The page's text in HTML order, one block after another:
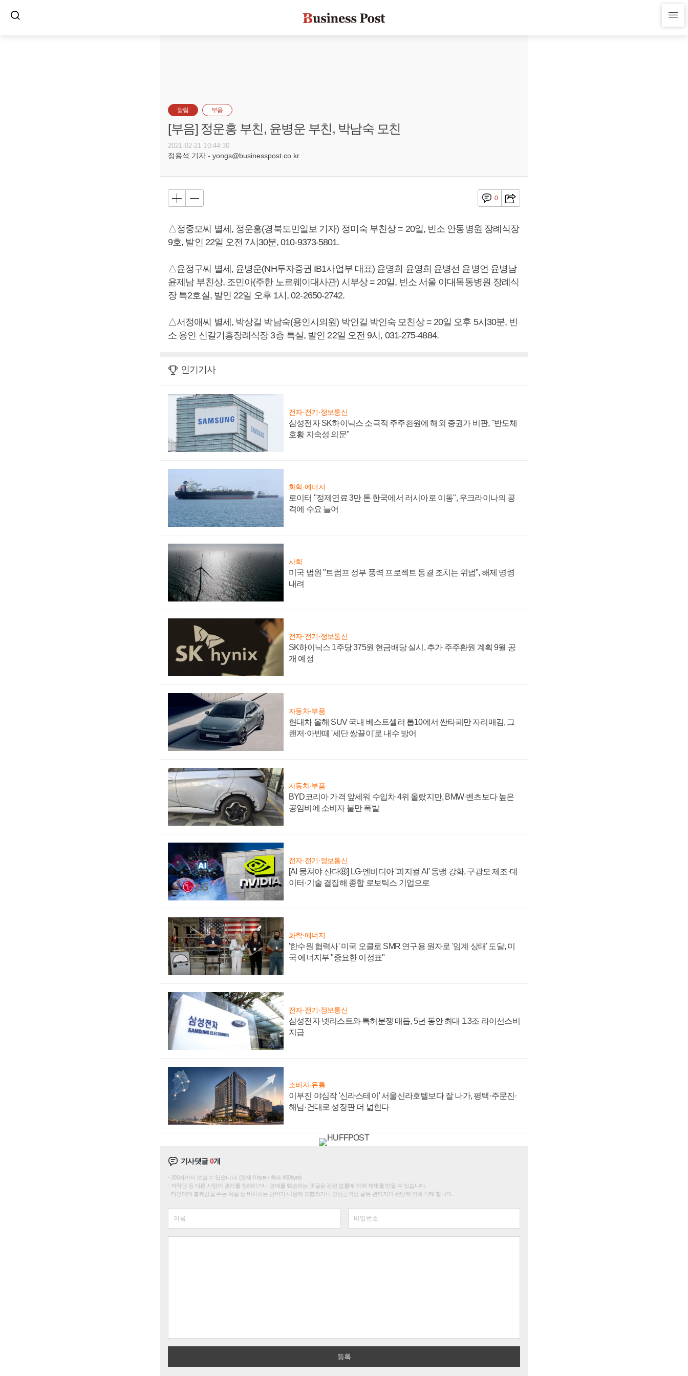
알림 부음
[부음] 정운홍 부친, 윤병운 부친, 박남숙 모친
2021-02-21 10:44:30
정용석 기자 - yongs@businesspost.co.kr
0
△정중모씨 별세, 정운홍(경북도민일보 기자) 정미숙 부친상 = 20일, 빈소 안동병원 장례식장
9호, 발인 22일 오전 7시30분, 010-9373-5801.
△윤정구씨 별세, 윤병운(NH투자증권 IB1사업부 대표) 윤명희 윤영희 윤병선 윤병언 윤병남
윤제남 부친상, 조민아(주한 노르웨이대사관) 시부상 = 20일, 빈소 서울 이대목동병원 장례식
장 특2호실, 발인 22일 오후 1시, 02-2650-2742.
△서정애씨 별세, 박상길 박남숙(용인시의원) 박인길 박인숙 모친상 = 20일 오후 5시30분, 빈
소 용인 신갈기흥장례식장 3층 특실, 발인 22일 오전 9시, 031-275-4884.
인기기사
전자·전기·정보통신
삼성전자 SK하이닉스 소극적 주주환원에 해외 증권가 비판, "반도체
호황 지속성 의문"
화학·에너지
로이터 "정제연료 3만 톤 한국에서 러시아로 이동", 우크라이나의 공
격에 수요 늘어
사회
미국 법원 "트럼프 정부 풍력 프로젝트 동결 조치는 위법", 해제 명령
내려
전자·전기·정보통신
SK하이닉스 1주당 375원 현금배당 실시, 추가 주주환원 계획 9월 공
개 예정
자동차·부품
현대차 올해 SUV 국내 베스트셀러 톱10에서 싼타페만 자리매김, 그
랜저·아반떼 '세단 쌍끌이'로 내수 방어
자동차·부품
BYD코리아 가격 앞세워 수입차 4위 올랐지만, BMW·벤츠보다 높은
공임비에 소비자 불만 폭발
전자·전기·정보통신
[AI 뭉쳐야 산다⑧] LG·엔비디아 '피지컬 AI' 동맹 강화, 구광모 제조·데
이터·기술 결집해 종합 로보틱스 기업으로
화학·에너지
'한수원 협력사' 미국 오클로 SMR 연구용 원자로 '임계 상태' 도달, 미
국 에너지부 "중요한 이정표"
전자·전기·정보통신
삼성전자 넷리스트와 특허분쟁 매듭, 5년 동안 최대 1.3조 라이선스비
지급
소비자·유통
이부진 야심작 '신라스테이' 서울신라호텔보다 잘 나가, 평택·주문진·
해남·건대로 성장판 더 넓힌다
기사댓글0개
200자까지 쓰실 수 있습니다. (현재 0 byte / 최대 400byte)
저작권 등 다른 사람의 권리를 침해하거나 명예를 훼손하는 댓글은 관련 법률에 의해 제재를 받을 수 있습니다.
타인에게 불쾌감을 주는 욕설 등 비하하는 단어가 내용에 포함되거나 인신공격성 글은 관리자의 판단에 의해 삭제 합니다.